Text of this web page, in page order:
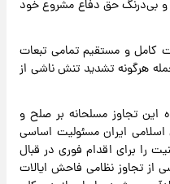
و بی‌درنگ حق دفاع مشروع خود
کامل و مستقیم تمامی تبعات
هرگونه تشدید تنش ناشی از
این تجاوز مسلحانه بر صلح و
اسلامی ایران مسئولیت اساسی
را برای اقدام فوری در قبال
از تجاوز نظامی فاحش ایالات